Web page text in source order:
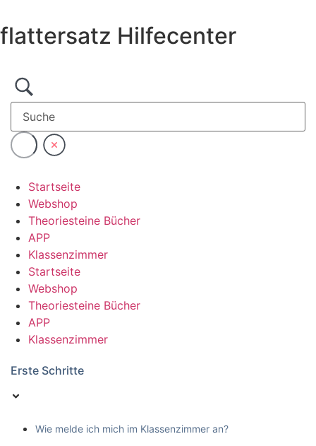
Inhalt
wechseln
flattersatz Hilfecenter
Startseite
Webshop
Theoriesteine Bücher
APP
Klassenzimmer
Startseite
Webshop
Theoriesteine Bücher
APP
Klassenzimmer
Erste Schritte
Wie melde ich mich im Klassenzimmer an?